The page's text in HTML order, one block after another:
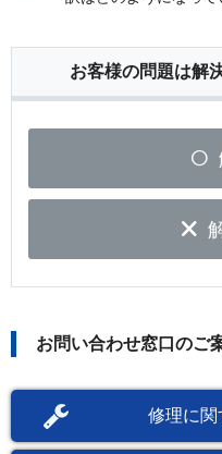
お客様の問題は解
お問い合わせ窓口のご
修理に関